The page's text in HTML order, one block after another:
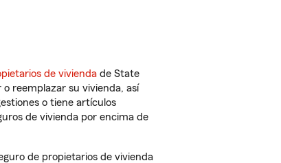
de vivienda de State
reemplazar su vivienda, así
o tiene artículos
de vivienda por encima de
de propietarios de vivienda